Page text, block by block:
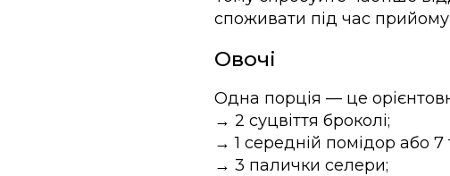
споживати під час
Овочі
Одна порція — це
→ 2 суцвіття броколі;
→ 1 середній помідор або 7
→ 3 палички селери;